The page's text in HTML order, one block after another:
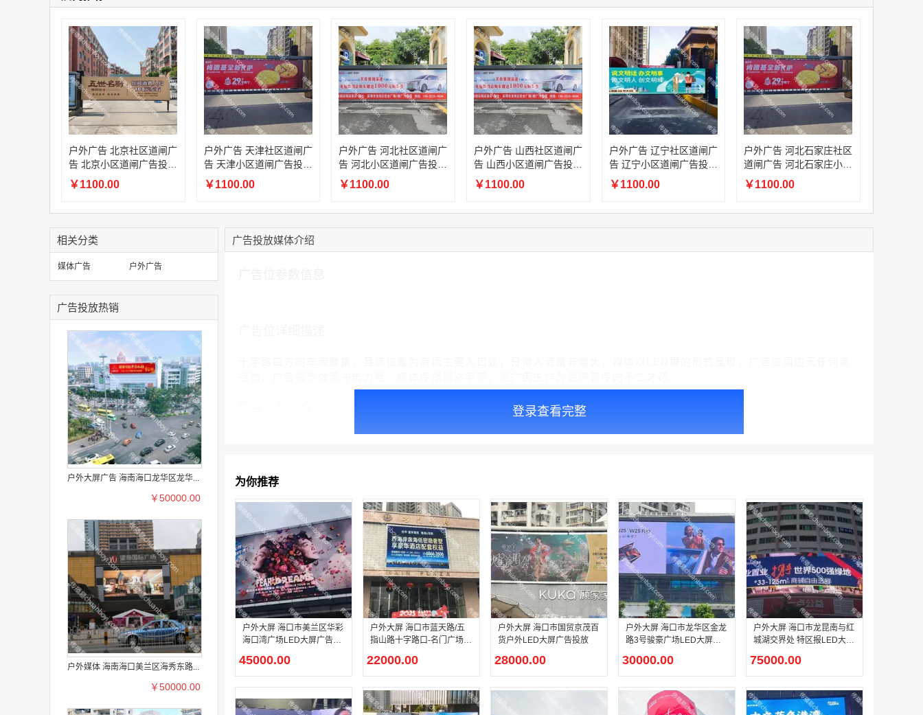
15:18:49 173****0620 联系了该媒体所在商家
03:20:56 156****3374 联系了该媒体所在商家
15:42:33 158****0746 联系了该媒体所在商家
13:59:39 189****2617
联系了该媒体所在商家
12:40:20 177****7961 联系了该媒体所在商家
￥27600.00
香港双层巴士车身广告（含车顶）
￥77000.00
户外广告 天津社区道闸广告 天津小区道闸广告投放价格
￥1100.00
户外广告 北京社区道闸广
告 北京小区道闸广告投放
价格
￥1100.00
户外广告 天津社区道闸广
告 天津小区道闸广告投放
价格
￥1100.00
户外广告 河北社区道闸广
告 河北小区道闸广告投放
价格
￥1100.00
户外广告 山西社区道闸广
告 山西小区道闸广告投放
价格
￥1100.00
户外广告 辽宁社区道闸广
告 辽宁小区道闸广告投放
价格
￥1100.00
户外广告 河北石家庄社区
道闸广告 河北石家庄小区
道闸广告投放价格
￥1100.00
相关分类
媒体广告 户外广告
广告投放热销
户外大屏广告 海南海口龙华区龙华...
￥50000.00
户外媒体 海南海口美兰区海秀东路...
￥50000.00
广告投放媒体介绍
登录查看完整
为你推荐
户外大屏 海口市美兰区华彩
海口湾广场LED大屏广告投
45000.00
户外大屏 海口市蓝天路/五
指山路十字路口-名门广场L
22000.00
户外大屏 海口市国贸京茂百
货户外LED大屏广告投放
28000.00
户外大屏 海口市龙华区金龙
路3号骏豪广场LED大屏广
30000.00
户外大屏 海口市龙昆南与红
城湖交界处 特区报LED大屏
75000.00